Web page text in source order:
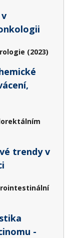
(2023)
trendy v
-